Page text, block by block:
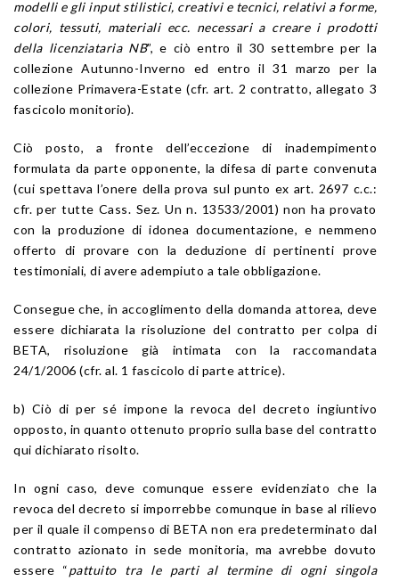
modelli e gli input stilistici, creativi e tecnici, relativi a forme,
colori, tessuti, materiali ecc. necessari a creare i prodotti
della licenziataria NB”, e ciò entro il 30 settembre per la
collezione Autunno-Inverno ed entro il 31 marzo per la
collezione Primavera-Estate (cfr. art. 2 contratto, allegato 3
fascicolo monitorio).
Ciò posto, a fronte dell’eccezione di inadempimento
formulata da parte opponente, la difesa di parte convenuta
(cui spettava l’onere della prova sul punto ex art. 2697 c.c.:
cfr. per tutte Cass. Sez. Un n. 13533/2001) non ha provato
con la produzione di idonea documentazione, e nemmeno
offerto di provare con la deduzione di pertinenti prove
testimoniali, di avere adempiuto a tale obbligazione.
Consegue che, in accoglimento della domanda attorea, deve
essere dichiarata la risoluzione del contratto per colpa di
BETA, risoluzione già intimata con la raccomandata
24/1/2006 (cfr. al. 1 fascicolo di parte attrice).
b) Ciò di per sé impone la revoca del decreto ingiuntivo
opposto, in quanto ottenuto proprio sulla base del contratto
qui dichiarato risolto.
In ogni caso, deve comunque essere evidenziato che la
revoca del decreto si imporrebbe comunque in base al rilievo
per il quale il compenso di BETA non era predeterminato dal
contratto azionato in sede monitoria, ma avrebbe dovuto
essere “pattuito tra le parti al termine di ogni singola